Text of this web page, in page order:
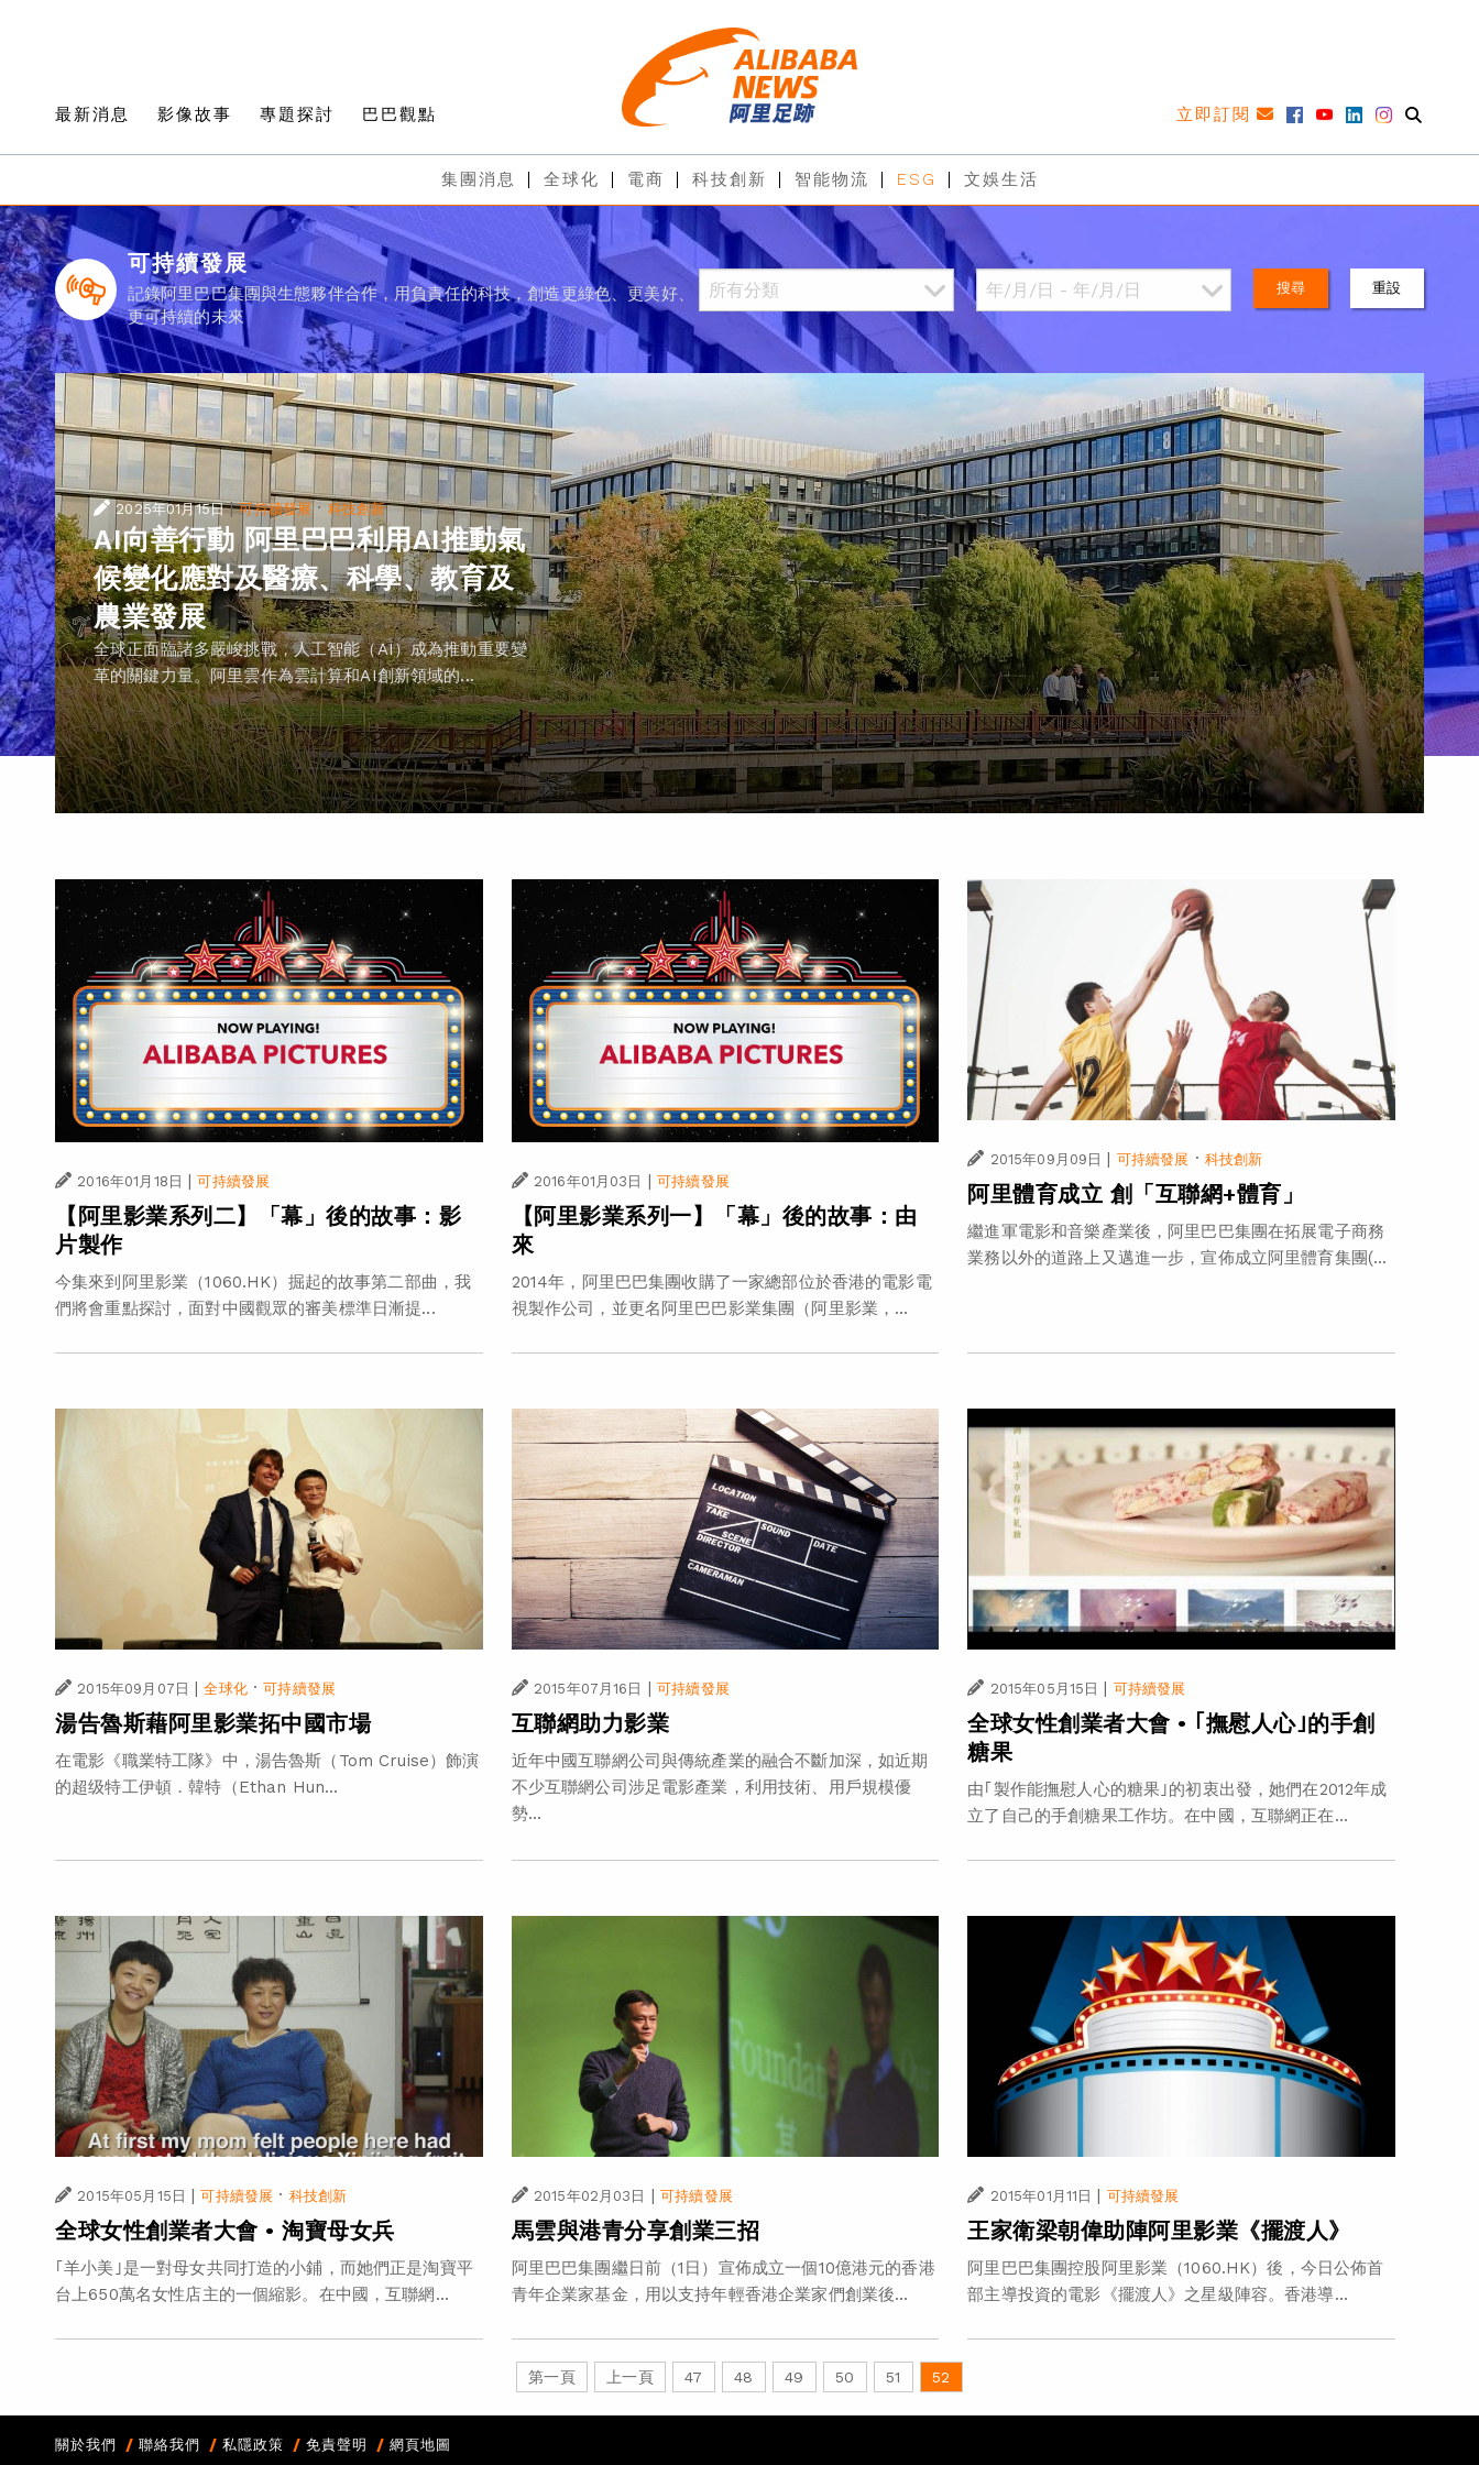
最新消息 影像故事 專題探討 巴巴觀點 立即訂閱
集團消息 全球化 電商 科技創新 智能物流 ESG 文娛生活
可持續發展
記錄阿里巴巴集團與生態夥伴合作，用負責任的科技，創造更綠色、更美好、
更可持續的未來
搜尋 重設
2025年01月15日 |可持續發展· 科技創新
AI向善行動 阿里巴巴利用AI推動氣
候變化應對及醫療、科學、教育及
農業發展
全球正面臨諸多嚴峻挑戰，人工智能（AI）成為推動重要變
革的關鍵力量。阿里雲作為雲計算和AI創新領域的...
2016年01月18日 可持續發展
【阿里影業系列二】「幕」後的故事：影
片製作
今集來到阿里影業（1060.HK）掘起的故事第二部曲，我
們將會重點探討，面對中國觀眾的審美標準日漸提...
2016年01月03日 可持續發展
【阿里影業系列一】「幕」後的故事：由
來
2014年，阿里巴巴集團收購了一家總部位於香港的電影電
視製作公司，並更名阿里巴巴影業集團（阿里影業，...
2015年09月09日 | 可持續發展 · 科技創新
阿里體育成立 創「互聯網+體育」
繼進軍電影和音樂產業後，阿里巴巴集團在拓展電子商務
業務以外的道路上又邁進一步，宣佈成立阿里體育集團(...
2015年09月07日 | 全球化·可持續發展
湯告魯斯藉阿里影業拓中國市場
在電影《職業特工隊》中，湯告魯斯（Tom Cruise）飾演
的超级特工伊頓．韓特（Ethan Hun...
2015年07月16日 | 可持續發展
互聯網助力影業
近年中國互聯網公司與傳統產業的融合不斷加深，如近期
不少互聯網公司涉足電影產業，利用技術、用戶規模優
勢...
2015年05月15日 | 可持續發展
全球女性創業者大會 • ｢撫慰人心｣的手創
糖果
由｢製作能撫慰人心的糖果｣的初衷出發，她們在2012年成
立了自己的手創糖果工作坊。在中國，互聯網正在...
2015年05月15日 | 可持續發展 · 科技創新
全球女性創業者大會 • 淘寶母女兵
｢羊小美｣是一對母女共同打造的小鋪，而她們正是淘寶平
台上650萬名女性店主的一個縮影。在中國，互聯網...
2015年02月03日 | 可持續發展
馬雲與港青分享創業三招
阿里巴巴集團繼日前（1日）宣佈成立一個10億港元的香港
青年企業家基金，用以支持年輕香港企業家們創業後...
2015年01月11日 | 可持續發展
王家衛梁朝偉助陣阿里影業《擺渡人》
阿里巴巴集團控股阿里影業（1060.HK）後，今日公佈首
部主導投資的電影《擺渡人》之星級陣容。香港導...
第一頁 上一頁 47 48 49 50 51 52
關於我們 聯絡我們 私隱政策 免責聲明 網頁地圖